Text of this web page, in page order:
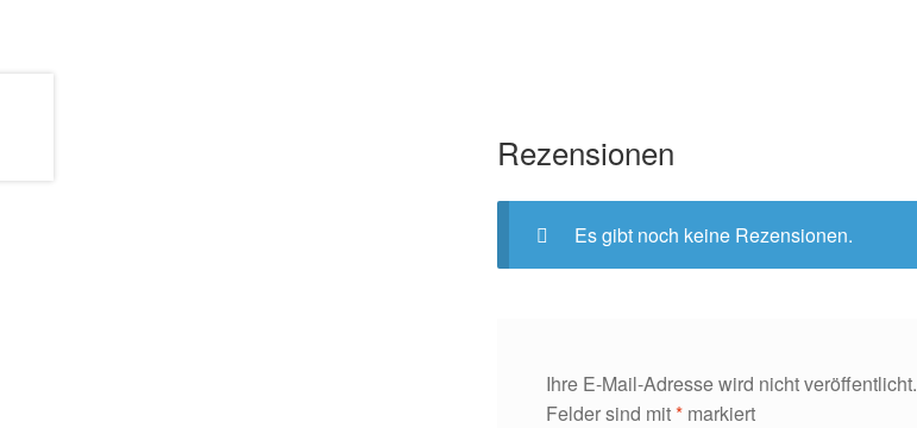
Rezensionen
Es gibt noch keine Rezensionen.
Ihre E-Mail-Adresse wird nicht veröffentlicht.
Felder sind mit* markiert